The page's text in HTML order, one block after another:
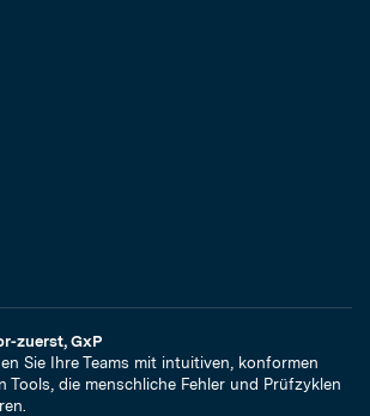
zuerst, GxP
Sie Ihre Teams mit intuitiven, konformen
Tools, die menschliche Fehler und Prüfzyklen